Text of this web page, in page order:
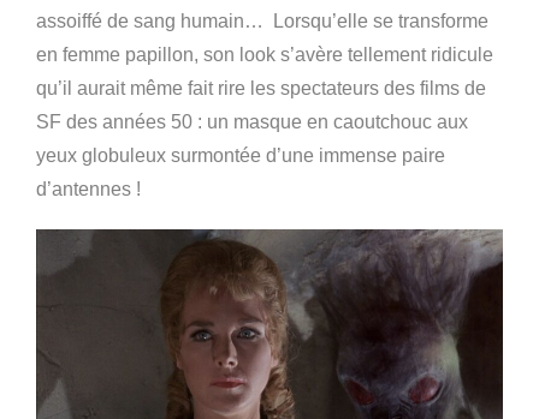
assoiffé de sang humain… Lorsqu’elle se transforme
en femme papillon, son look s’avère tellement ridicule
qu’il aurait même fait rire les spectateurs des films de
SF des années 50 : un masque en caoutchouc aux
yeux globuleux surmontée d’une immense paire
d’antennes !